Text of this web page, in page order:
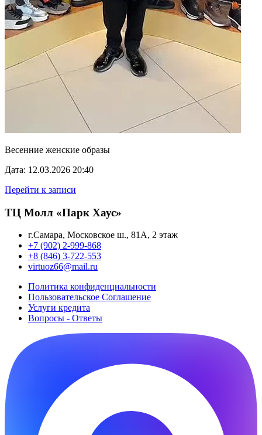
Весенние женские образы
Дата: 12.03.2026 20:40
Перейти к записи
ТЦ Молл «Парк Хаус»
г.Самара, Московское ш., 81А, 2 этаж
+7 (902) 2-999-868
+8 (846) 3-722-553
virtuoz66@mail.ru
Политика конфиденциальности
Пользовательское Cоглашение
Услуги кредита
Вопросы - Ответы